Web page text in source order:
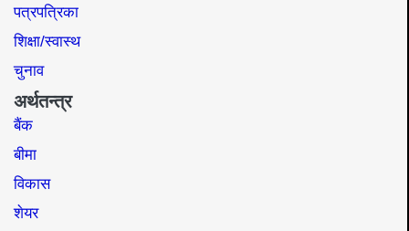
पत्रपत्रिका
शिक्षा/स्वास्थ
चुनाव
अर्थतन्त्र
बैंक
बीमा
विकास
शेयर